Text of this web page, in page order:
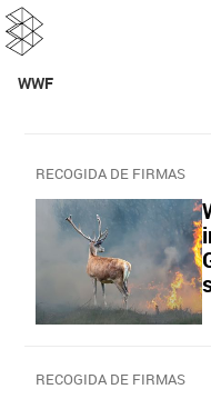
WWF
RECOGIDA DE FIRMAS
RECOGIDA DE FIRMAS